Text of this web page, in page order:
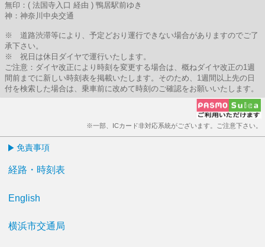
無印：( 法国寺入口 経由 ) 鴨居駅前ゆき
神：神奈川中央交通
※ 道路渋滞等により、予定どおり運行できない場合がありますのでご了
承下さい。
※ 祝日は休日ダイヤで運行いたします。
ご注意：ダイヤ改正により時刻を変更する場合は、概ねダイヤ改正の1週
間前までに新しい時刻表を掲載いたします。そのため、1週間以上先の日
付を検索した場合は、乗車前に改めて時刻のご確認をお願いいたします。
※一部、ICカード非対応系統がございます。ご注意下さい。
免責事項
経路・時刻表
English
横浜市交通局